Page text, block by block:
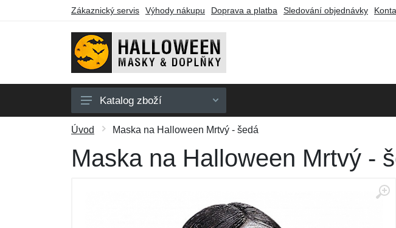
Zákaznický servis Výhody nákupu Doprava a platba Sledování objednávky
Pánské masky
Dámské masky
Katalog zboží
Úvod Maska na Halloween Mrtvý - šedá
Maska na Halloween Mrtvý -